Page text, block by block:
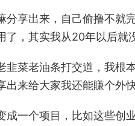
分享出来，自己偷撸不就
，其实我从20年以后就
韭菜老油条打交道，我根
来给大家我还能賺个外快
成一个项目，比如这些创